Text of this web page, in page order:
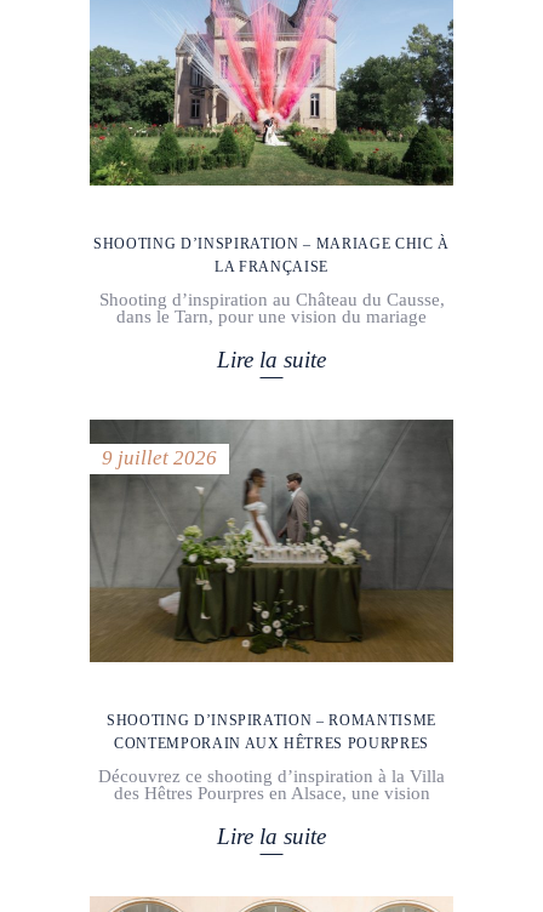
SHOOTING D’INSPIRATION – MARIAGE CHIC À
LA FRANÇAISE
Shooting d’inspiration au Château du Causse,
dans le Tarn, pour une vision du mariage
Lire la suite
9 juillet 2026
SHOOTING D’INSPIRATION – ROMANTISME
CONTEMPORAIN AUX HÊTRES POURPRES
Découvrez ce shooting d’inspiration à la Villa
des Hêtres Pourpres en Alsace, une vision
Lire la suite